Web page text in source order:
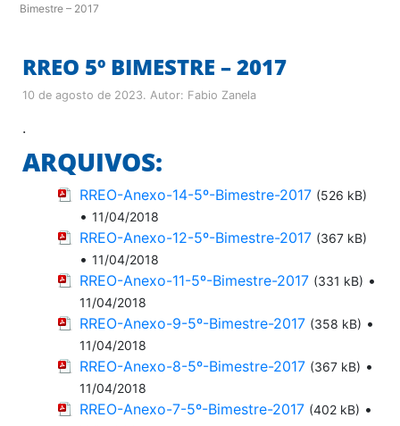
Bimestre – 2017
RREO 5º BIMESTRE – 2017
10 de agosto de 2023. Autor: Fabio Zanela
.
ARQUIVOS:
RREO-Anexo-14-5º-Bimestre-2017 (526 kB)
• 11/04/2018
RREO-Anexo-12-5º-Bimestre-2017 (367 kB)
• 11/04/2018
RREO-Anexo-11-5º-Bimestre-2017 (331 kB) •
11/04/2018
RREO-Anexo-9-5º-Bimestre-2017 (358 kB) •
11/04/2018
RREO-Anexo-8-5º-Bimestre-2017 (367 kB) •
11/04/2018
RREO-Anexo-7-5º-Bimestre-2017 (402 kB) •